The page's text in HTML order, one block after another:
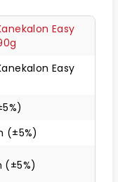
Easy
Easy
(±5%)
(±5%)